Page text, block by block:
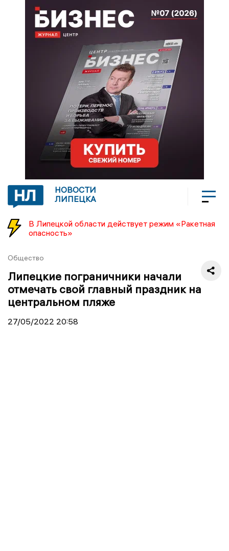
НОВОСТИ
ЛИПЕЦКА
В Липецкой области действует режим «Ракетная
опасность»
Общество
Липецкие пограничники начали
отмечать свой главный праздник на
центральном пляже
27/05/2022 20:58